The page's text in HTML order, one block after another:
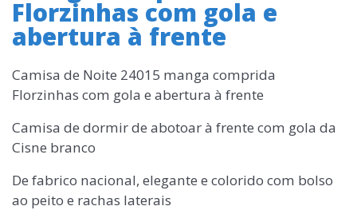
Florzinhas com gola e
abertura à frente
Camisa de Noite 24015 manga comprida
Florzinhas com gola e abertura à frente
Camisa de dormir de abotoar à frente com gola da
Cisne branco
De fabrico nacional, elegante e colorido com bolso
ao peito e rachas laterais